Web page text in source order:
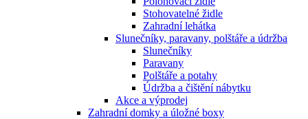
Stohovatelné židle
Zahradní lehátka
Slunečníky, paravany, polštáře a údržba
Slunečníky
Paravany
Polštáře a potahy
Údržba a čištění nábytku
Akce a výprodej
Zahradní domky a úložné boxy